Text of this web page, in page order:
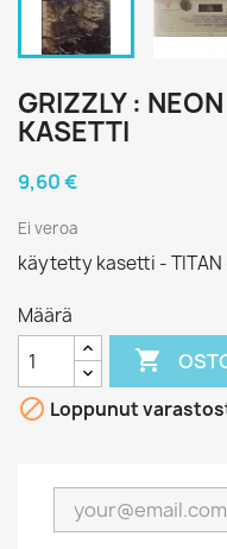
GRIZZLY :
KASETTI
9,60 €
Ei veroa
käytetty kasetti - TITAN
Määrä

 Loppunut